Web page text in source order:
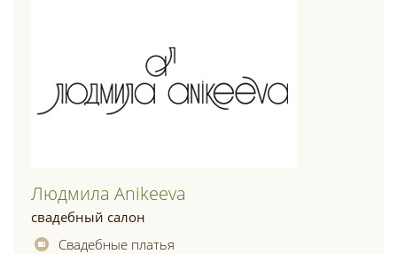
Людмила Anikeeva
свадебный салон
Свадебные платья